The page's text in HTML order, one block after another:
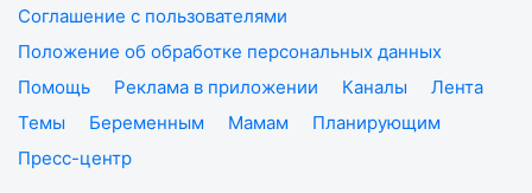
Соглашение с пользователями
Положение об обработке персональных данных
Помощь
Реклама в приложении Каналы
Лента
Темы
Беременным Мамам
Планирующим
Пресс-центр